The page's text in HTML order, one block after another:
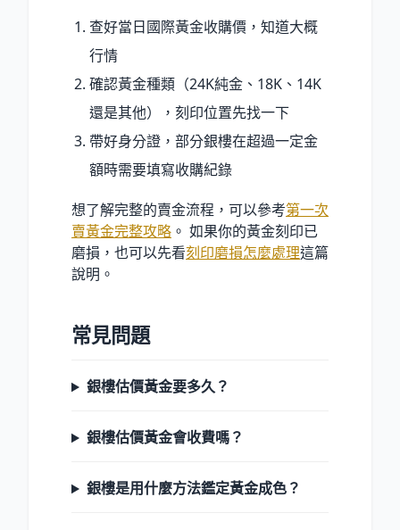
查好當日國際黃金收購價，知道大概
行情
確認黃金種類（24K純金、18K、14K
還是其他），刻印位置先找一下
帶好身分證，部分銀樓在超過一定金
額時需要填寫收購紀錄
想了解完整的賣金流程，可以參考第一次
賣黃金完整攻略 。 如果你的黃金刻印已
磨損，也可以先看刻印磨損怎麼處理這篇
說明。
常見問題
銀樓估價黃金要多久？
銀樓估價黃金會收費嗎？
銀樓是用什麼方法鑑定黃金成色？